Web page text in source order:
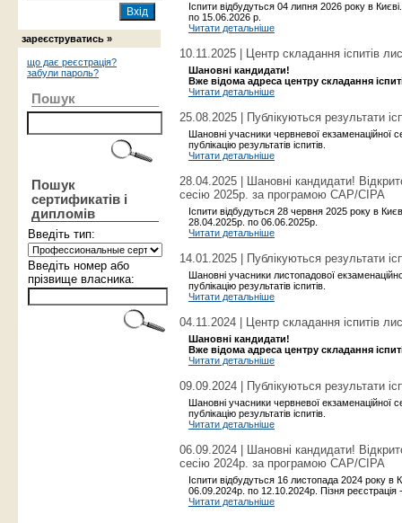
зареєструватись »
що дає реєстрація?
забули пароль?
Пошук
Пошук
сертификатів і
дипломів
Введіть тип:
Введіть номер або
прізвище власника:
Іспити відбудуться 04 липня 2026 року в
по 15.06.2026 р.
Читати детальніше
10.11.2025 | Центр складання іспитів
Шановні кандидати!
Вже відома адреса центру складання
Читати детальніше
25.08.2025 | Публікуються результати
Шановні учасники червневої екзаменаційної
публікацію результатів іспитів.
Читати детальніше
28.04.2025 | Шановні кандидати!
сесію 2025р. за програмою САР/CIPA
Іспити відбудуться 28 червня 2025 року в
28.04.2025р. по 06.06.2025р.
Читати детальніше
14.01.2025 | Публікуються результати
Шановні учасники листопадової
публікацію результатів іспитів.
Читати детальніше
04.11.2024 | Центр складання іспитів
Шановні кандидати!
Вже відома адреса центру складання
Читати детальніше
09.09.2024 | Публікуються результати
Шановні учасники червневої екзаменаційної
публікацію результатів іспитів.
Читати детальніше
06.09.2024 | Шановні кандидати!
сесію 2024р. за програмою САР/CIPA
Іспити відбудуться 16 листопада 2024 року в
06.09.2024р. по 12.10.2024р. Пізня реєстрація
Читати детальніше